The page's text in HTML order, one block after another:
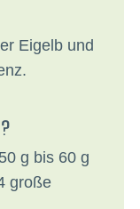
Eigelb und
g bis 60 g
große